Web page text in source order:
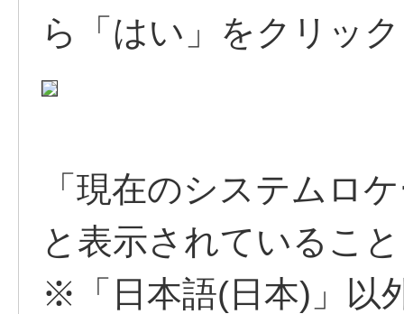
ら「はい」をクリッ
「現在のシステムロ
と表示されているこ
※「日本語(日本)」以